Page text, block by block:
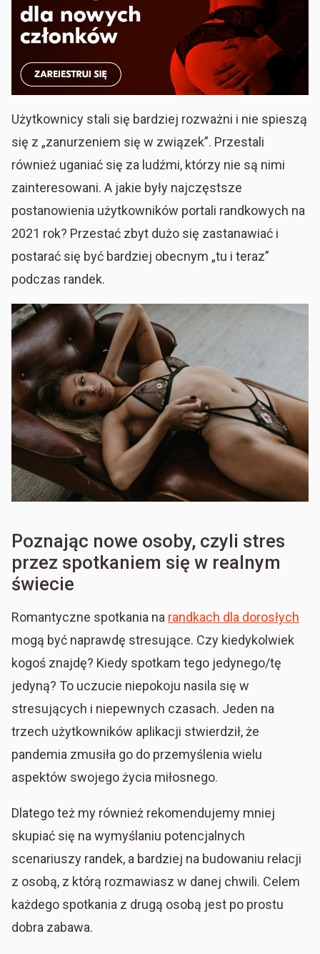
Użytkownicy stali się bardziej rozważni i nie spieszą
się z „zanurzeniem się w związek”. Przestali
również uganiać się za ludźmi, którzy nie są nimi
zainteresowani. A jakie były najczęstsze
postanowienia użytkowników portali randkowych na
2021 rok? Przestać zbyt dużo się zastanawiać i
postarać się być bardziej obecnym „tu i teraz”
podczas randek.
Poznając nowe osoby, czyli stres
przez spotkaniem się w realnym
świecie
Romantyczne spotkania na randkach dla dorosłych
mogą być naprawdę stresujące. Czy kiedykolwiek
kogoś znajdę? Kiedy spotkam tego jedynego/tę
jedyną? To uczucie niepokoju nasila się w
stresujących i niepewnych czasach. Jeden na
trzech użytkowników aplikacji stwierdził, że
pandemia zmusiła go do przemyślenia wielu
aspektów swojego życia miłosnego.
Dlatego też my również rekomendujemy mniej
skupiać się na wymyślaniu potencjalnych
scenariuszy randek, a bardziej na budowaniu relacji
z osobą, z którą rozmawiasz w danej chwili. Celem
każdego spotkania z drugą osobą jest po prostu
dobra zabawa.